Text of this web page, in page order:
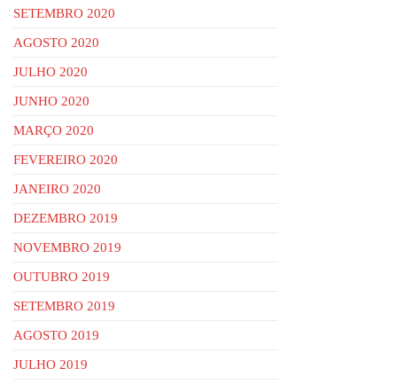
SETEMBRO 2020
AGOSTO 2020
JULHO 2020
JUNHO 2020
MARÇO 2020
FEVEREIRO 2020
JANEIRO 2020
DEZEMBRO 2019
NOVEMBRO 2019
OUTUBRO 2019
SETEMBRO 2019
AGOSTO 2019
JULHO 2019